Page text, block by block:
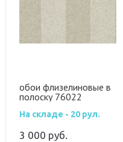
обои флизелиновые в
полоску 76022
На складе - 20 рул.
3 000 руб.